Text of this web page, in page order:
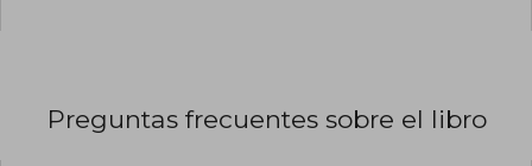
Preguntas frecuentes sobre el libro